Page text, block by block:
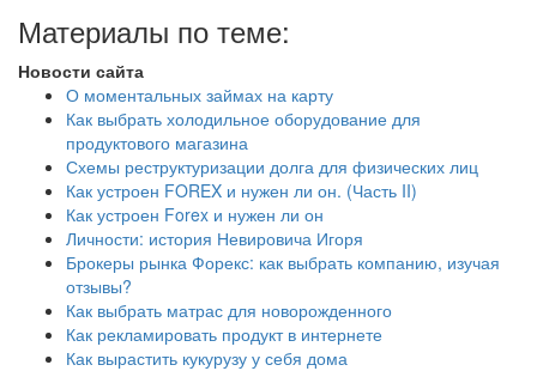
Материалы по теме:
Новости сайта
О моментальных займах на карту
Как выбрать холодильное оборудование для
продуктового магазина
Схемы реструктуризации долга для физических лиц
Как устроен FOREX и нужен ли он. (Часть II)
Как устроен Forex и нужен ли он
Личности: история Невировича Игоря
Брокеры рынка Форекс: как выбрать компанию, изучая
отзывы?
Как выбрать матрас для новорожденного
Как рекламировать продукт в интернете
Как вырастить кукурузу у себя дома